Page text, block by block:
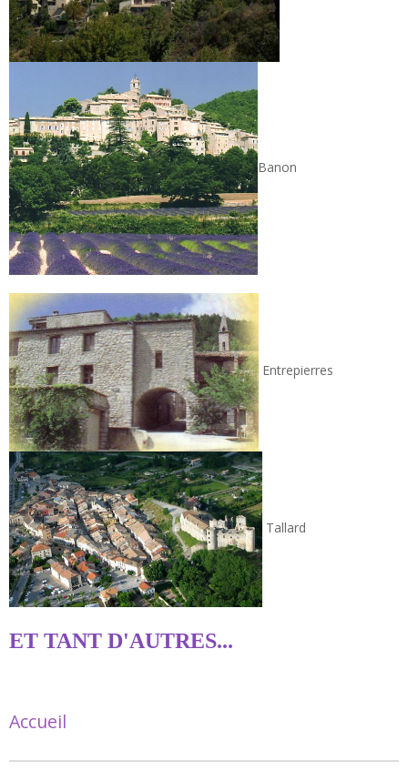
Banon
Entrepierres
Tallard
ET TANT D'AUTRES...
Accueil